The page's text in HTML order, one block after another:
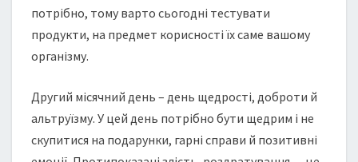
потрібно, тому варто сьогодні тестувати
продукти, на предмет корисності їх саме вашому
організму.
Другий місячний день – день щедрості, доброти й
альтруїзму. У цей день потрібно бути щедрим і не
скупитися на подарунки, гарні справи й позитивні